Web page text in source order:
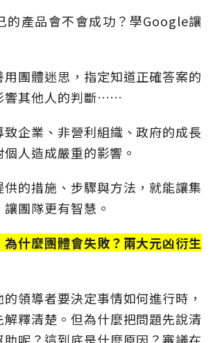
的產品會不會成功？學Google讓
用團體迷思，指定知道正確答案的
響其他人的判斷……
企業、非營利組織、政府的成長
人造成嚴重的影響。
供的措施、步驟與方法，就能讓集
團隊更有智慧。
為什麼團體會失敗？兩大元凶衍生
領導者要決定事情如何進行時，
解釋清楚。但為什麼把問題先說清